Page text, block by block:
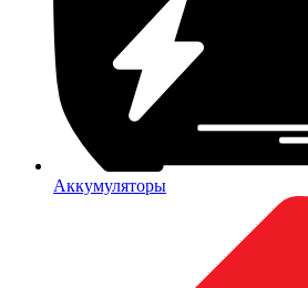
Аккумуляторы